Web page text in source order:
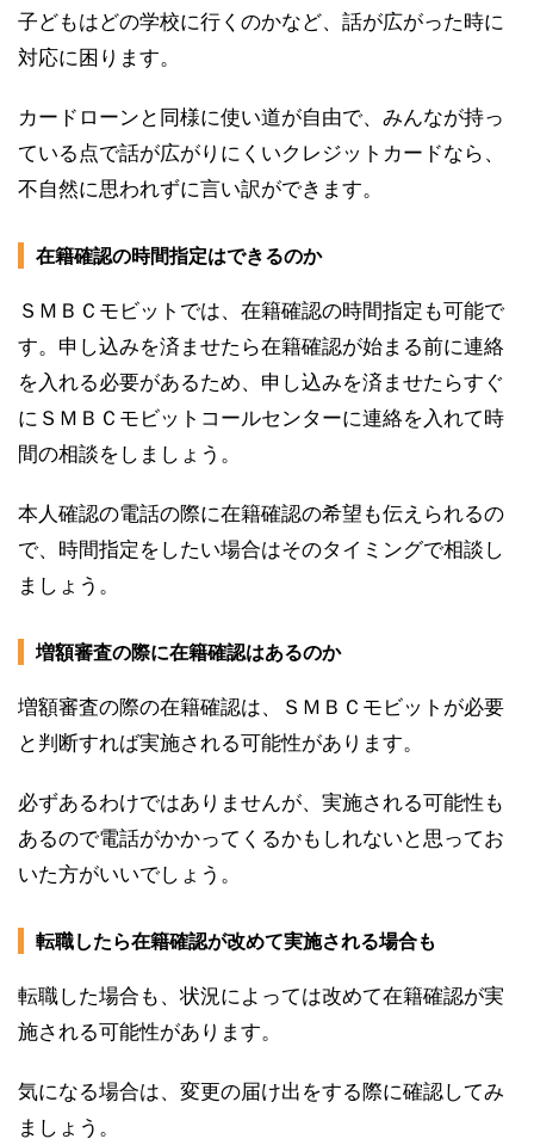
子どもはどの学校に行くのかなど、話が広がった時に
対応に困ります。
カードローンと同様に使い道が自由で、みんなが持っ
ている点で話が広がりにくいクレジットカードなら、
不自然に思われずに言い訳ができます。
在籍確認の時間指定はできるのか
ＳＭＢＣモビットでは、在籍確認の時間指定も可能で
す。申し込みを済ませたら在籍確認が始まる前に連絡
を入れる必要があるため、申し込みを済ませたらすぐ
にＳＭＢＣモビットコールセンターに連絡を入れて時
間の相談をしましょう。
本人確認の電話の際に在籍確認の希望も伝えられるの
で、時間指定をしたい場合はそのタイミングで相談し
ましょう。
増額審査の際に在籍確認はあるのか
増額審査の際の在籍確認は、ＳＭＢＣモビットが必要
と判断すれば実施される可能性があります。
必ずあるわけではありませんが、実施される可能性も
あるので電話がかかってくるかもしれないと思ってお
いた方がいいでしょう。
転職したら在籍確認が改めて実施される場合も
転職した場合も、状況によっては改めて在籍確認が実
施される可能性があります。
気になる場合は、変更の届け出をする際に確認してみ
ましょう。